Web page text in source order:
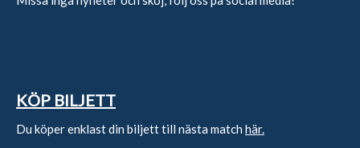
KÖP BILJETT
Du köper enklast din biljett till nästa match här.